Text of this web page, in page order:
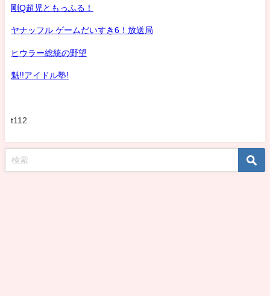
剛Q超児ともっふる！
ヤナッフル ゲームだいすき6！放送局
ヒウラー総統の野望
魁!!アイドル塾!
t112